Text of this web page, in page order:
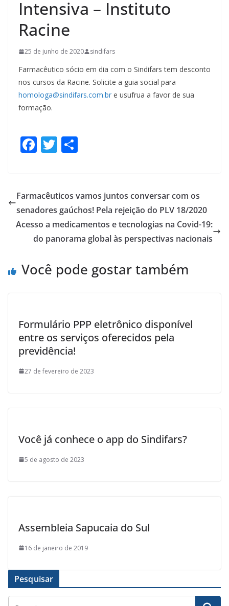
Intensiva – Instituto
Racine
25 de junho de 2020 sindifars
Farmacêutico sócio em dia com o Sindifars tem desconto
nos cursos da Racine. Solicite a guia social para
homologa@sindifars.com.br e usufrua a favor de sua
formação.
F
b
o
o
k
T
er e
Farmacêuticos vamos juntos conversar com os
senadores gaúchos! Pela rejeição do PLV 18/2020
Acesso a medicamentos e tecnologias na Covid-19:
do panorama global às perspectivas nacionais
Você pode gostar também
Formulário PPP eletrônico disponível
entre os serviços oferecidos pela
previdência!
27 de fevereiro de 2023
Você já conhece o app do Sindifars?
5 de agosto de 2023
Assembleia Sapucaia do Sul
16 de janeiro de 2019
Pesquisar